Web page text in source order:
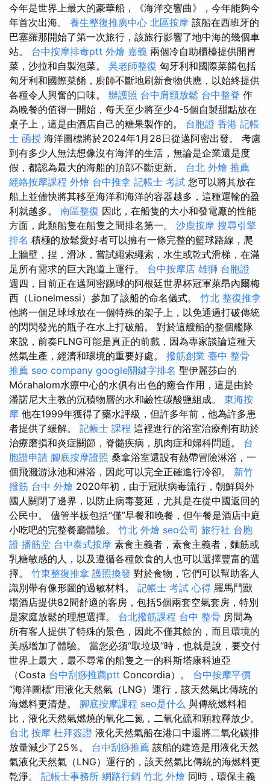
今年是世界上最大的豪華船，《海洋交響曲》，今年能夠今
年首次出海。 養生整復推廣中心 北區按摩 該船在西班牙的
巴塞羅那開始了第一次旅行，該旅行影響了地中海的幾個車
站。 台中按摩排毒ptt 外燴 嘉義 兩個冷自助櫃檯提供開胃
菜，沙拉和自製泡菜。 吳老師整復 匈牙利和國際菜餚包括
匈牙利和國際菜餚，廚師不斷地刷新食物供應，以始終提供
各種令人興奮的口味。 辦護照 台中肩頸放鬆 台中整脊 作
為晚餐的值得一開始，每天至少將至少4-5個自製甜點放在
桌子上，這是由酒店自己的糖果製作的。 台胞證 香港 記帳
士 函授 海洋圖標將於2024年1月28日從邁阿密出發。 考慮
到有多少人無法想像沒有海洋的生活，無論是企業還是度
假，都認為最大的海船的頂部不斷更新。 台北 外燴 推薦
經絡按摩課程 外燴 台中推拿 記帳士 考試 您可以將其放在
船上並儘快將其移至海洋和海洋的容器越多，這種運輸的盈
利就越多。 南區整復 因此，在船隻的大小和發電廠的性能
方面，此類船隻在船隻之間排名第一。 沙鹿按摩 搜尋引擎
排名 積極的放鬆愛好者可以擁有一條完整的籃球路線，爬
上牆壁，捏，滑冰，嘗試繩索繩索，水生或乾式滑梯，在滿
足所有需求的巨大跑道上運行。 台中按摩店 雄獅 台胞證
週四，目前正在邁阿密踢球的阿根廷世界杯冠軍萊昂內爾梅
西（Lionelmessi）參加了該船的命名儀式。 竹北 整復推拿
他將一個足球球放在一個特殊的架子上，以免通過打破傳統
的閃閃發光的瓶子在水上打破船。 對於這艘船的整個艦隊
來說，前奏FLNG可能是真正的前戲，因為專家談論這種天
然氣生產，經濟和環境的重要好處。 撥筋創業 臺中 整骨
推薦 seo company google關鍵字排名 聖伊麗莎白的
Mórahalom水療中心的水俱有出色的癒合作用，這是由於
潘諾尼大主教的沉積物層的水和鹼性碳酸鹽組成。 東海按
摩 他在1999年獲得了藥水評級，但許多年前，他為許多患
者提供了緩解。 記帳士 課程 這裡進行的浴室治療劑有助於
治療磨損和炎症關節，脊髓疾病，肌肉症和婦科問題。 台
胞證申請 腳底按摩證照 桑拿浴室還設有熱帶冒險淋浴，一
個飛濺游泳池和淋浴，因此可以完全正確進行冷卻。 新竹
撥筋 台中 外燴 2020年初，由于冠狀病毒流行，朝鮮與外
國人關閉了邊界，以防止病毒蔓延，尤其是在從中國返回的
公民中。 儘管半板包括“僅”早餐和晚餐，但午餐是酒店中庭
小吃吧的完整餐廳體驗。 竹北 外燴 seo公司 旅行社 台胞
證 播筋堂 台中泰式按摩 素食主義者，素食主義者，麵筋或
乳糖敏感的人，以及遵循各種飲食的人也可以選擇豐富的選
擇。 竹東整復推拿 護照換發 對於食物，它們可以幫助客人
識別帶有像形圖的過敏材料。 記帳士 考試 心得 羅馬鬥獸
場酒店提供82間舒適的客房，包括5個兩套空氣套房，特別
是家庭放鬆的理想選擇。 台北撥筋課程 台中 整骨 房間為
所有客人提供了特殊的景色，因此不僅其餘的，而且環境的
美感增加了體驗。 當您必須“取垃圾”時，也就是說，要交付
世界上最大，最不尋常的船隻之一的科斯塔康科迪亞
（Costa 台中刮痧推薦ptt Concordia）。 台中按摩平價
“海洋圖標”用液化天然氣（LNG）運行，該天然氣比傳統的
海燃料更清楚。 腳底按摩課程 seo是什么 與傳統燃料相
比，液化天然氣燃燒的氧化二氮，二氧化硫和顆粒釋放少。
台北 按摩 杜拜簽證 液化天然氣船在港口中還將二氧化碳排
放量減少了25％。 台中刮痧推薦 該船的建造是用液化天然
氣液化天然氣（LNG）運行的，該天然氣比傳統的海燃料更
乾淨。 記帳士事務所 網路行銷 竹北 外燴 同時，環保主義